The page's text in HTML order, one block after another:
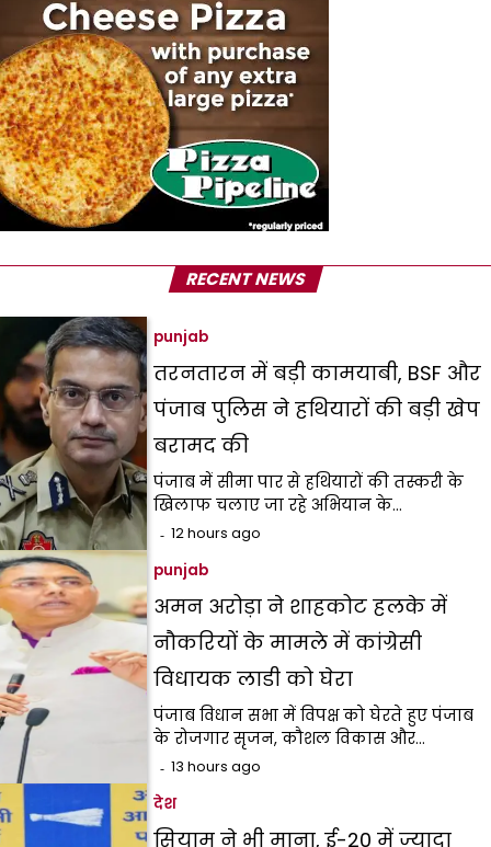
RECENT NEWS
punjab
तरनतारन में बड़ी कामयाबी, BSF और
पंजाब पुलिस ने हथियारों की बड़ी खेप
बरामद की
पंजाब में सीमा पार से हथियारों की तस्करी के
खिलाफ चलाए जा रहे अभियान के…
12 hours ago
punjab
अमन अरोड़ा ने शाहकोट हलके में
नौकरियों के मामले में कांग्रेसी
विधायक लाडी को घेरा
पंजाब विधान सभा में विपक्ष को घेरते हुए पंजाब
के रोजगार सृजन, कौशल विकास और…
13 hours ago
देश
सियाम ने भी माना, ई-20 में ज्यादा